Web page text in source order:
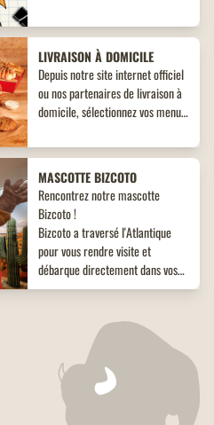
inédit à ne pas manquer !
LIVRAISON À DOMICILE
Depuis notre site internet officiel
ou nos partenaires de livraison à
domicile, sélectionnez vos menus,
desserts. Un large choix de plats
envies !
MASCOTTE BIZCOTO
Rencontrez notre mascotte
Bizcoto !
Bizcoto a traversé l'Atlantique
pour vous rendre visite et
débarque directement dans vos
restaurants Buffalo Grill*! Venez
et offrez à vos enfants une
expérience unique et mémorable
Pour régaler vos proches à coup
sûr, offrez-leur nos chèques-
cadeaux Buffalo Grill d'une valeur
de 25€ et 50€. Un cadeau qui les
régalera à coup sûr.